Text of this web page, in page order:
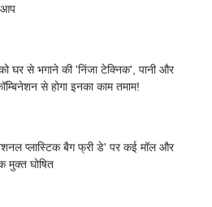
आप
घर से भगाने की 'निंजा टेक्निक', पानी और
से होगा इनका काम तमाम!
बैग फ्री डे' पर कई मॉल और
मुक्त घोषित